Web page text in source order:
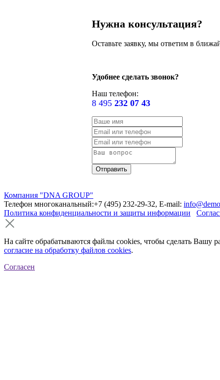
Нужна консультация?
Оставьте заявку, мы ответим в
Удобнее сделать звонок?
Наш телефон:
8 495 232 07 43
Компания "DNA GROUP"
Телефон многоканальный:+7 (495) 232-29-32, E-mail:
Политика конфиденциальности и защиты информации
На сайте обрабатываются файлы cookies, чтобы сделать Вашу
согласие на обработку файлов cookies.
Согласен